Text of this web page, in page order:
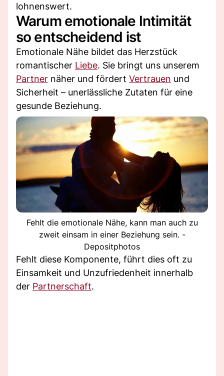
lohnenswert.
Warum emotionale Intimität
so entscheidend ist
Emotionale Nähe bildet das Herzstück
romantischer Liebe. Sie bringt uns unserem
Partner näher und fördert Vertrauen und
Sicherheit – unerlässliche Zutaten für eine
gesunde Beziehung.
Fehlt die emotionale Nähe, kann man auch zu
zweit einsam in einer Beziehung sein. -
Depositphotos
Fehlt diese Komponente, führt dies oft zu
Einsamkeit und Unzufriedenheit innerhalb
der Partnerschaft.